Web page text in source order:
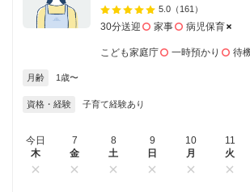
5.0 （161）
30分送迎 家事 病児保育
こども家庭庁 一時預かり 待
月齢 1歳〜
資格・経験 子育て経験あり
今日
木
7
金
8
土
9
日
10
月
11
火